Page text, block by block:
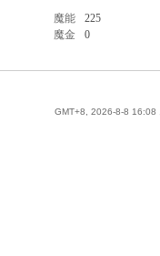
魔能
225
魔金 0
GMT+8, 2026-8-8 16:08